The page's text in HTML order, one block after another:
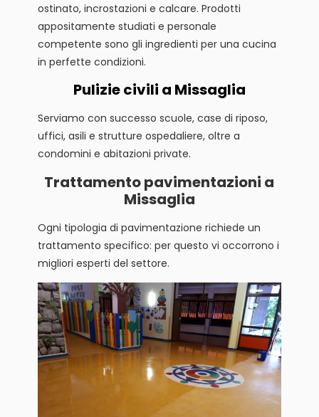
ostinato, incrostazioni e calcare. Prodotti
appositamente studiati e personale
competente sono gli ingredienti per una cucina
in perfette condizioni.
Pulizie civili a Missaglia
Serviamo con successo scuole, case di riposo,
uffici, asili e strutture ospedaliere, oltre a
condomini e abitazioni private.
Trattamento pavimentazioni a
Missaglia
Ogni tipologia di pavimentazione richiede un
trattamento specifico: per questo vi occorrono i
migliori esperti del settore.